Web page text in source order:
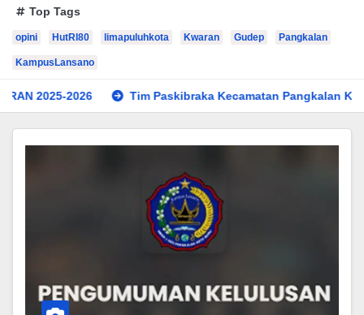
Top Tags
opini HutRI80 limapuluhkota Kwaran Gudep Pangkalan
KampusLansano
Tim Paskibraka Kecamatan Pangkalan Koto Baru